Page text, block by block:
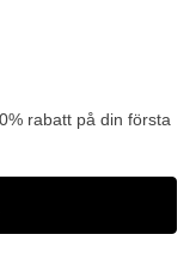
rabatt på din första